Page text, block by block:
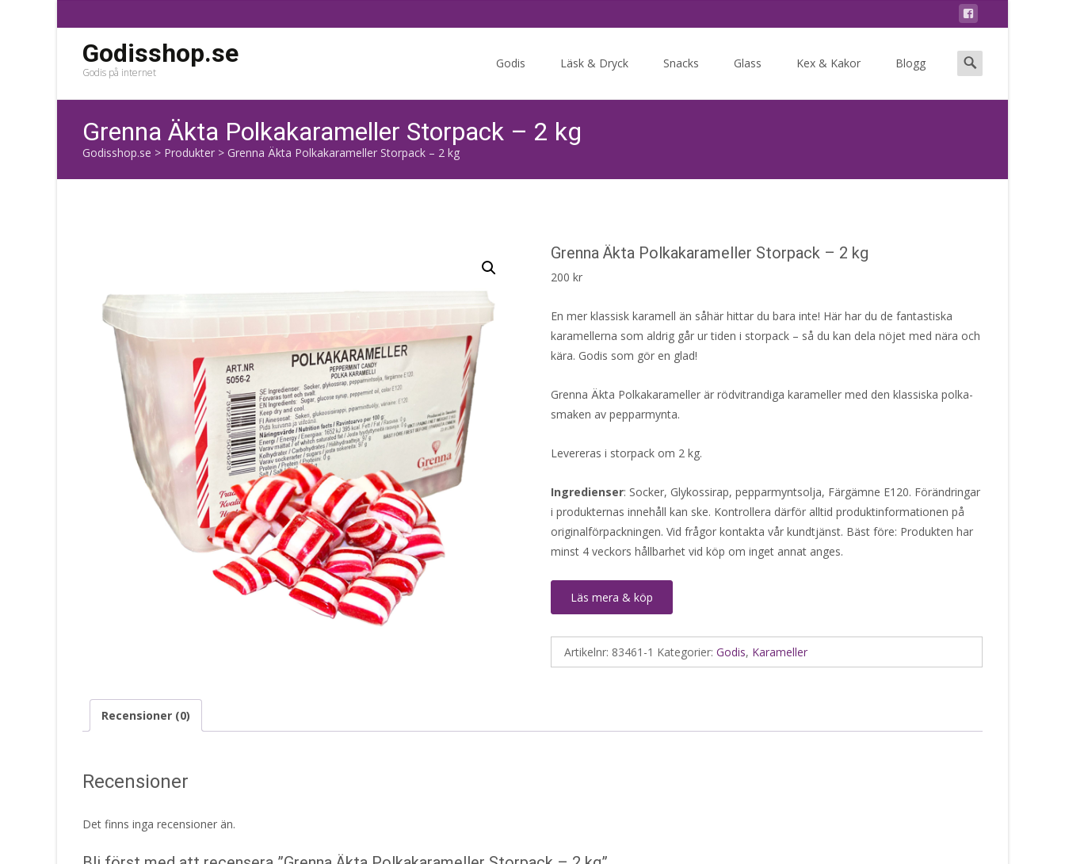
Godisshop.se
Godis på internet
Godis Läsk & Dryck Snacks Glass Kex & Kakor Blogg
Search
for:
Grenna Äkta Polkakarameller Storpack – 2 kg
Godisshop.se > Produkter > Grenna Äkta Polkakarameller Storpack – 2 kg
Grenna Äkta Polkakarameller Storpack – 2 kg
200 kr
En mer klassisk karamell än såhär hittar du bara inte! Här har du de fantastiska
karamellerna som aldrig går ur tiden i storpack – så du kan dela nöjet med nära och
kära. Godis som gör en glad!
Grenna Äkta Polkakarameller är rödvitrandiga karameller med den klassiska polka-
smaken av pepparmynta.
Levereras i storpack om 2 kg.
Ingredienser: Socker, Glykossirap, pepparmyntsolja, Färgämne E120. Förändringar
i produkternas innehåll kan ske. Kontrollera därför alltid produktinformationen på
originalförpackningen. Vid frågor kontakta vår kundtjänst. Bäst före: Produkten har
minst 4 veckors hållbarhet vid köp om inget annat anges.
Läs mera & köp
Artikelnr: 83461-1 Kategorier: Godis, Karameller
Recensioner (0)
Recensioner
Det finns inga recensioner än.